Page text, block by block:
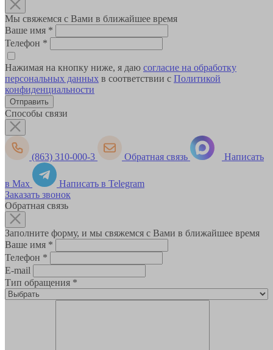
Мы свяжемся с Вами в ближайшее время
Ваше имя *
Телефон *
Нажимая на кнопку ниже, я даю согласие на обработку
персональных данных в соответствии с Политикой
конфиденциальности
Способы связи
(863) 310-000-3 Обратная связь Написать
в Max
Написать в Telegram
Заказать звонок
Обратная связь
Заполните форму, и мы свяжемся с Вами в ближайшее время
Ваше имя *
Телефон *
E-mail
Тип обращения *